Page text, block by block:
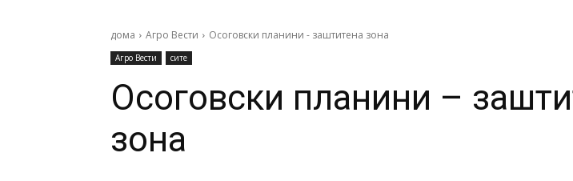
дома Агро Вести Осоговски планини - заштитена зона
Агро Вести сите
Осоговски планини –
зона